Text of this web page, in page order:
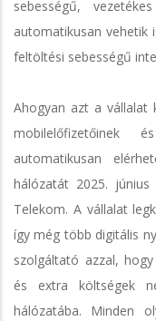
sebességű,
automatikusan vehetik
feltöltési sebességű
Ahogyan azt a vállalat
automatikusan
hálózatát 2025.
Telekom. A vállalat
így még több digitális
szolgáltató azzal,
és extra költségek
hálózatába. Minden